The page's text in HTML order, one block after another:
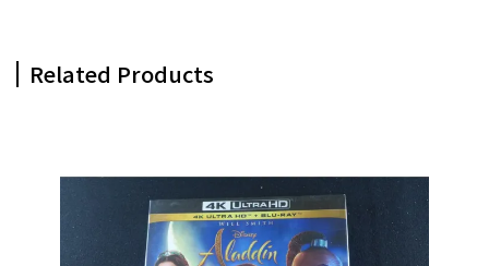
Related Products